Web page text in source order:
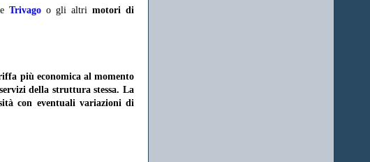
Trivago o gli altrimotori di
più economica al momento
della struttura stessa. La
con eventuali variazioni di